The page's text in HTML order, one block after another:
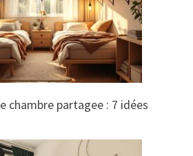
chambre partagee : 7 idées